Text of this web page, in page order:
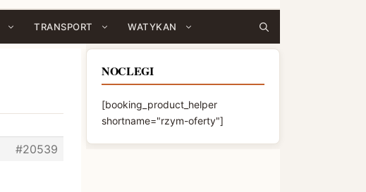
TRANSPORT WATYKAN
#20539
NOCLEGI
[booking_product_helper
shortname="rzym-oferty"]